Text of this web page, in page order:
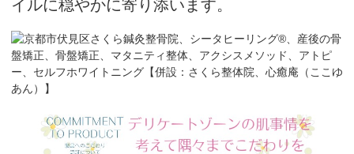
イルに穏やかに寄り添います。